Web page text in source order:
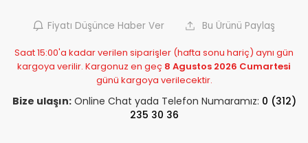
Fiyatı Düşünce Haber Ver Bu Ürünü Paylaş
Saat 15:00'a kadar verilen siparişler (hafta sonu hariç) aynı gün
kargoya verilir. Kargonuz en geç 8 Agustos 2026 Cumartesi
günü kargoya verilecektir.
Bize ulaşın:Online Chat yada Telefon Numaramız: 0 (312)
235 30 36